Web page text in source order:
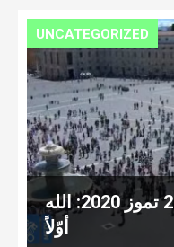
UNCATEGORIZED
عناوين نشرة الاثنين 20 تموز 2020: الله
أوّلاً